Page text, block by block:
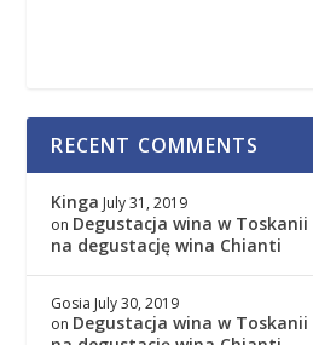
RECENT COMMENTS
Kinga July 31, 2019
on Degustacja wina w
na degustację wina Chianti
Gosia July 30, 2019
on Degustacja wina w